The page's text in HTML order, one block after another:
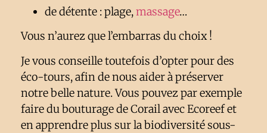
de détente : plage,massage…
Vous n’aurez que l’embarras du choix !
Je vous conseille toutefois d’opter pour des
éco-tours, afin de nous aider à préserver
notre belle nature. Vous pouvez par exemple
faire du bouturage de Corail avec Ecoreef et
en apprendre plus sur la biodiversité sous-